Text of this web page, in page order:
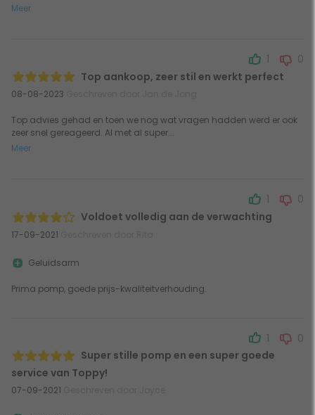
Meer
Top aankoop, zeer stil en werkt perfect
08-08-2023
1 0
Top advies gehad en toen we nog wat vragen hadden werd er ook
zeer snel gereageerd. Al met al super...
Meer
Voldoet volledig aan de verwachting
17-09-2021
1 0
Prima pomp, goede prijs-kwaliteitverhouding.
Geluidsarm
Super stille pomp en een super goede
service van Toppy!
07-09-2021
1 0